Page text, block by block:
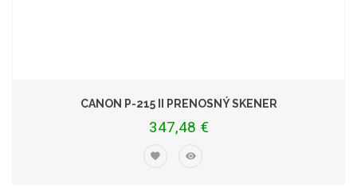
CANON P-215 II PRENOSNÝ SKENER
347,48 €